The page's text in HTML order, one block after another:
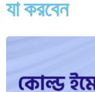
যা করবেন